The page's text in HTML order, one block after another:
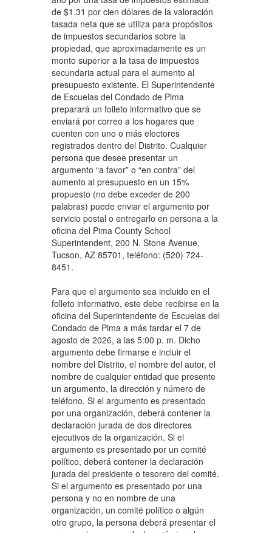
de $1.31 por cien dólares de la valoración
tasada neta que se utiliza para propósitos
de impuestos secundarios sobre la
propiedad, que aproximadamente es un
monto superior a la tasa de impuestos
secundaria actual para el aumento al
presupuesto existente. El Superintendente
de Escuelas del Condado de Pima
preparará un folleto informativo que se
enviará por correo a los hogares que
cuenten con uno o más electores
registrados dentro del Distrito. Cualquier
persona que desee presentar un
argumento “a favor” o “en contra” del
aumento al presupuesto en un 15%
propuesto (no debe exceder de 200
palabras) puede enviar el argumento por
servicio postal o entregarlo en persona a la
oficina del Pima County School
Superintendent, 200 N. Stone Avenue,
Tucson, AZ 85701, teléfono: (520) 724-
8451.
Para que el argumento sea incluido en el
folleto informativo, este debe recibirse en la
oficina del Superintendente de Escuelas del
Condado de Pima a más tardar el 7 de
agosto de 2026, a las 5:00 p. m. Dicho
argumento debe firmarse e incluir el
nombre del Distrito, el nombre del autor, el
nombre de cualquier entidad que presente
un argumento, la dirección y número de
teléfono. Si el argumento es presentado
por una organización, deberá contener la
declaración jurada de dos directores
ejecutivos de la organización. Si el
argumento es presentado por un comité
político, deberá contener la declaración
jurada del presidente o tesorero del comité.
Si el argumento es presentado por una
persona y no en nombre de una
organización, un comité político o algún
otro grupo, la persona deberá presentar el